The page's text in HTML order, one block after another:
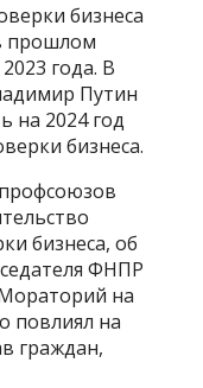
бизнеса
прошлом
года. В
Путин
на 2024 год
бизнеса.
бизнеса, об
ФНПР
на
повлиял на
граждан,